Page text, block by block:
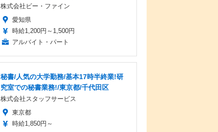
株式会社ビー・ファイン
愛知県
時給1,200円～1,500円
アルバイト・パート
秘書/人気の大学勤務/基本17時半終業!研
究室での秘書業務!/東京都/千代田区
株式会社スタッフサービス
東京都
時給1,850円～